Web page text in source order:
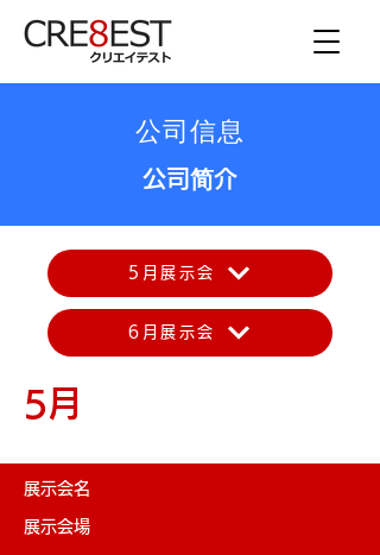
公司信息
公司简介
5月展示会
6月展示会
5月
展示会名
展示会場